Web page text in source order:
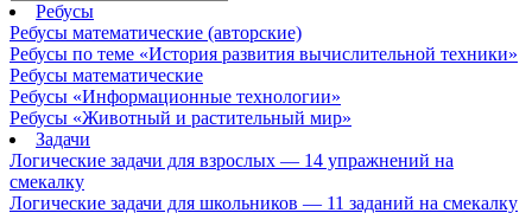
Ребусы
Ребусы математические (авторские)
Ребусы по теме «История развития вычислительной техники»
Ребусы математические
Ребусы «Информационные технологии»
Ребусы «Животный и растительный мир»
Задачи
Логические задачи для взрослых — 14 упражнений на
смекалку
Логические задачи для школьников — 11 заданий на смекалку